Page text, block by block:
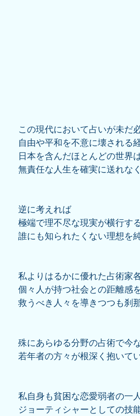
この現代において占いが未だ
自由や平和を不意に壊される
日本を含んだほとんどの世界
無責任な人生を確実に送れな
逆に考えれば
極端で理不尽な現実が横行す
誰にも知られたくない理想を
私よりはるかに優れた占術家
個々人が持つ社会との距離感
救うべき人々を導きつつも刹
殊にあらゆる分野の占術で今
若年者の方々が根深く抱いて
私自身も貧困な恋愛弱者の一
ジョーティシャーとしての技